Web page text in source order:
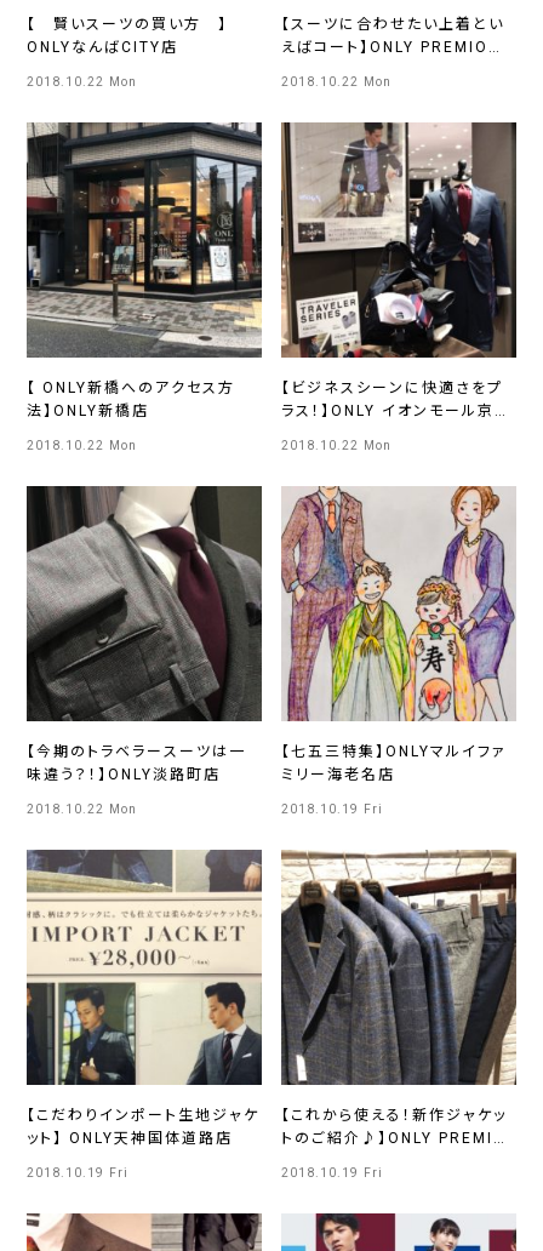
【 賢いスーツの買い方 】
ONLYなんばCITY店
2018.10.22 Mon
【スーツに合わせたい上着とい
えばコート】ONLY PREMIOら
2018.10.22 Mon
【 ONLY新橋へのアクセス方
法】ONLY新橋店
2018.10.22 Mon
【ビジネスシーンに快適さをプ
ラス！】ONLY イオンモール京都
2018.10.22 Mon
【今期のトラベラースーツは一
味違う？！】ONLY淡路町店
2018.10.22 Mon
【七五三特集】ONLYマルイファ
ミリー海老名店
2018.10.19 Fri
【こだわりインポート生地ジャケ
ット】 ONLY天神国体道路店
2018.10.19 Fri
【これから使える！新作ジャケッ
トのご紹介♪】ONLY PREMIO
2018.10.19 Fri